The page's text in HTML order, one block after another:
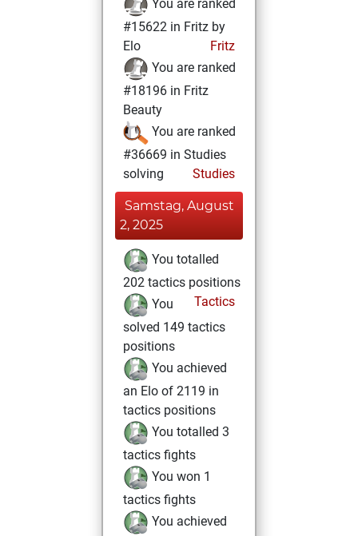
You are ranked
#15622 in Fritz by
Elo
Fritz
You are ranked
#18196 in Fritz
Beauty
You are ranked
#36669 in Studies
solving
Studies
Samstag, August
2, 2025
You totalled
202 tactics positions
Tactics
You
solved 149 tactics
positions
You achieved
an Elo of 2119 in
tactics positions
You totalled 3
tactics fights
You won 1
tactics fights
You achieved